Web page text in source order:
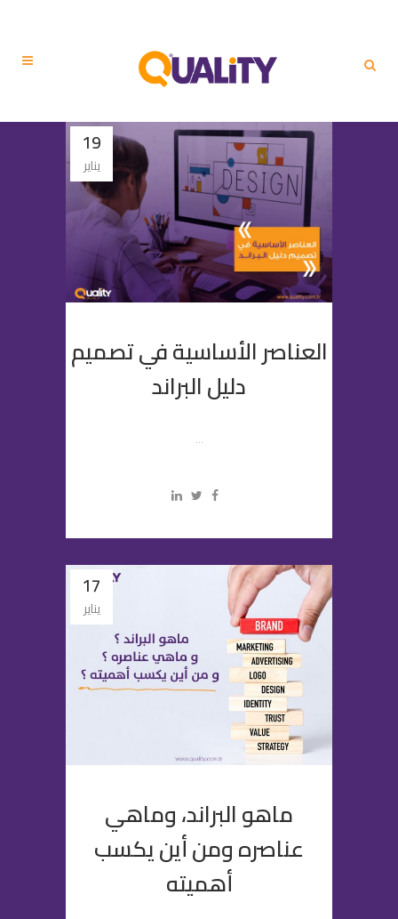
19
يناير
العناصر الأساسية في تصميم
دليل البراند
...
17
يناير
ماهو البراند، وماهي
عناصره ومن أين يكسب
أهميته